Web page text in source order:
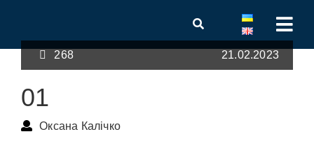
268 21.02.2023
01
Оксана Калічко